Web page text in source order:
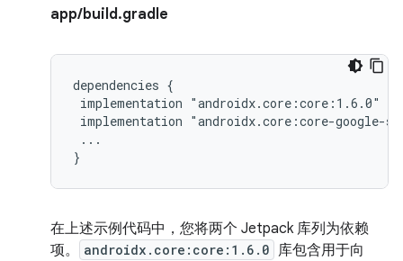
app/build.gradle
dependencies
implementation
implementation
...
在上述示例代码中，您将两个 Jetpack 库列为依赖
项。
androidx.core:core:1.6.0 库包含用于向